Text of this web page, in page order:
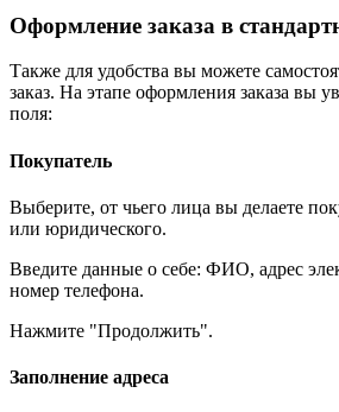
Оформление заказа в
Также для удобства вы можете
заказ. На этапе оформления заказа вы
поля:
Покупатель
Выберите, от чьего лица вы делаете
или юридического.
Введите данные о себе: ФИО, адрес
номер телефона.
Нажмите "Продолжить".
Заполнение адреса